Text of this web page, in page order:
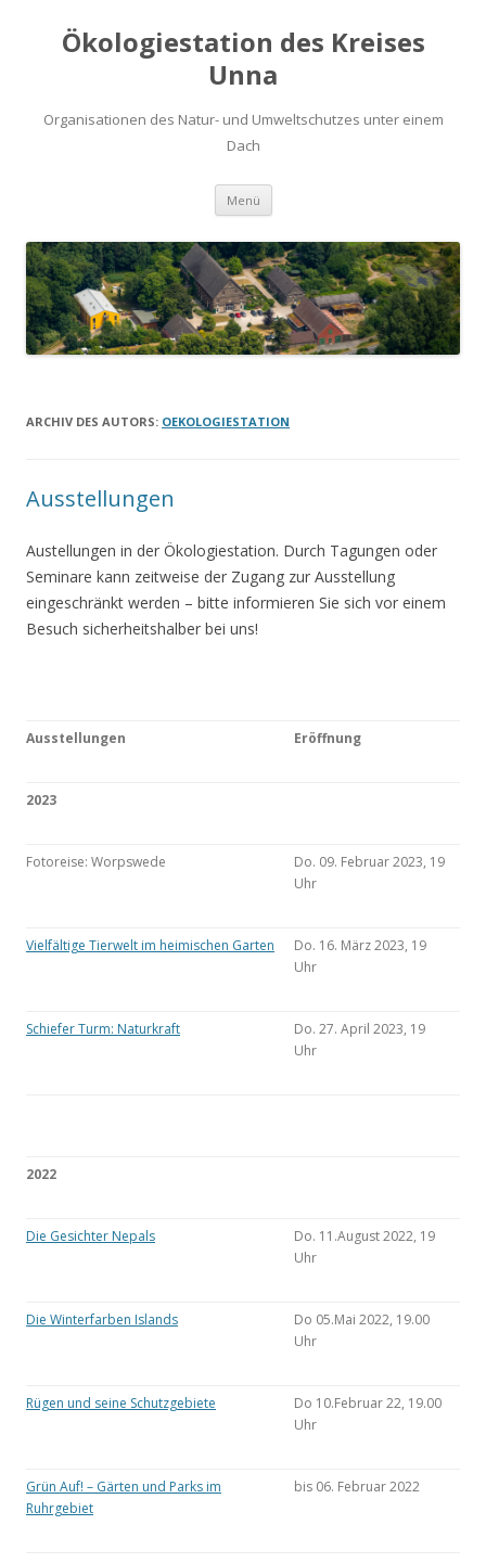
Ökologiestation des Kreises
Unna
Organisationen des Natur- und Umweltschutzes unter einem
Dach
Menü Zum
springen
ARCHIV DES AUTORS: OEKOLOGIESTATION
Ausstellungen
Austellungen in der Ökologiestation. Durch Tagungen oder
Seminare kann zeitweise der Zugang zur Ausstellung
eingeschränkt werden – bitte informieren Sie sich vor einem
Besuch sicherheitshalber bei uns!
Ausstellungen Eröffnung
2023
Fotoreise: Worpswede
Do. 09. Februar 2023, 19
Uhr
Vielfältige Tierwelt im heimischen Garten
Do. 16. März 2023, 19
Uhr
Schiefer Turm: Naturkraft
Do. 27. April 2023, 19
Uhr
2022
Die Gesichter Nepals
Do. 11.August 2022, 19
Uhr
Die Winterfarben Islands
Do 05.Mai 2022, 19.00
Uhr
Rügen und seine Schutzgebiete
Do 10.Februar 22, 19.00
Uhr
Grün Auf! – Gärten und Parks im
Ruhrgebiet
bis 06. Februar 2022